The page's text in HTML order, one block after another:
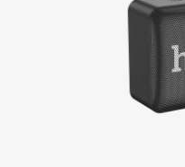
hvězdiček.